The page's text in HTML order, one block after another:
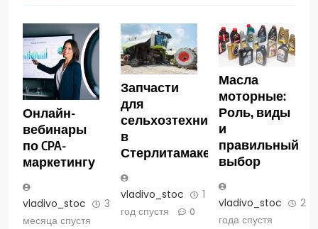
Онлайн-
вебинары
по CPA-
маркетингу
vladivo_stoc
3
месяца спустя
Запчасти
для
сельхозтехники
в
Стерлитамаке
vladivo_stoc
1
год спустя
0
Масла
моторные:
Роль, виды
и
правильный
выбор
vladivo_stoc
2
года спустя